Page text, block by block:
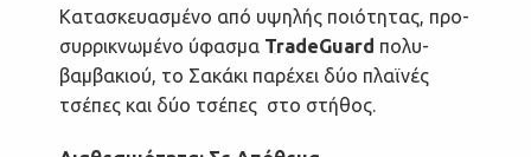
Κατασκευασμένο από υψηλής ποιότητας, προ-
συρρικνωμένο ύφασμα TradeGuard πολυ-
βαμβακιού, το Σακάκι παρέχει δύο πλαϊνές
τσέπες και δύο τσέπες στο στήθος.